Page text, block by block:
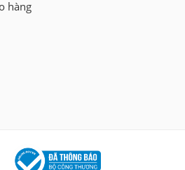
hàng